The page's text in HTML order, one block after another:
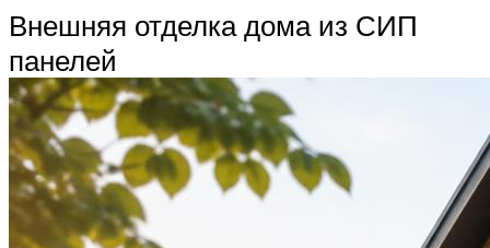
Внешняя отделка дома из СИП
панелей